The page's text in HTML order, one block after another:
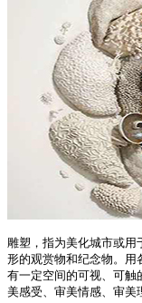
雕塑，指为美化城市或
形的观赏物和纪念物。用
有一定空间的可视、可触
美感受、审美情感、审美